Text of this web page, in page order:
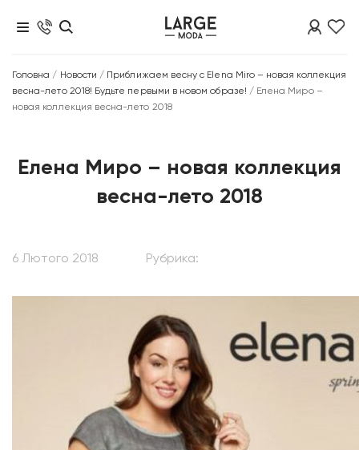
Головна / Новости / Приближаем весну с Elena Miro – новая коллекция
весна-лето 2018! Будьте первыми в новом образе! / Елена Миро –
новая коллекция весна-лето 2018
Елена Миро – новая коллекция
весна-лето 2018
6 Лютого 2018 Рубрика: